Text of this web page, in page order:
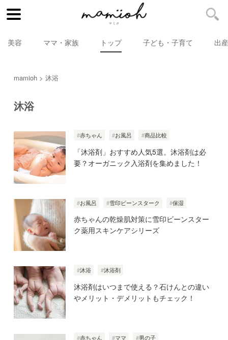
美容 ママ・家族 トップ 子ども・子育て 出
mamioh 沐浴
沐浴
赤ちゃん お風呂 商品比較
「沐浴剤」おすすめ人気5選。沐浴剤は必
要？オーガニック入浴剤を集めました！
お風呂 雪印ビーンスターク 保湿
赤ちゃんの乾燥肌対策に雪印ビーンスター
ク薬用スキンケアシリーズ
沐浴 沐浴剤
沐浴剤はいつまで使える？石けんとの違い
やメリット・デメリットもチェック！
赤ちゃん ママ 男の子